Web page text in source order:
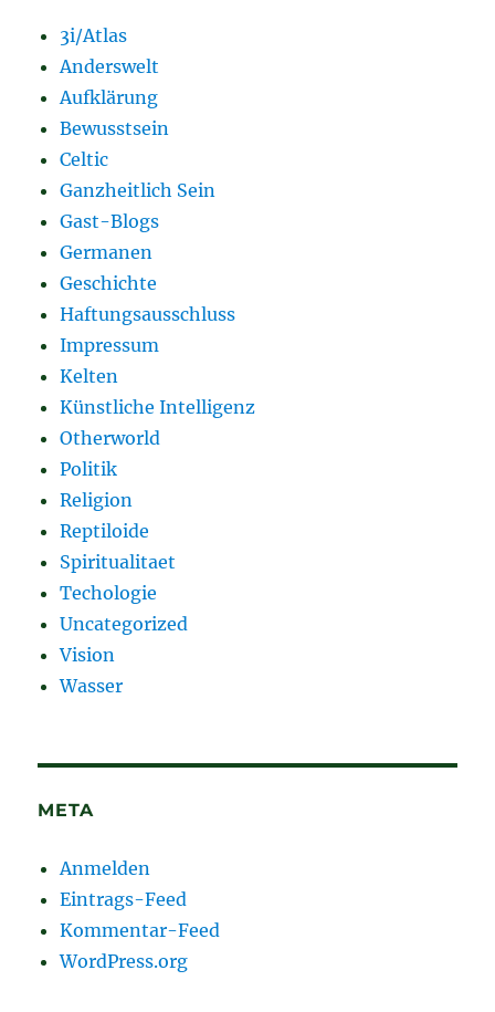
3i/Atlas
Anderswelt
Aufklärung
Bewusstsein
Celtic
Ganzheitlich Sein
Gast-Blogs
Germanen
Geschichte
Haftungsausschluss
Impressum
Kelten
Künstliche Intelligenz
Otherworld
Politik
Religion
Reptiloide
Spiritualitaet
Techologie
Uncategorized
Vision
Wasser
META
Anmelden
Eintrags-Feed
Kommentar-Feed
WordPress.org